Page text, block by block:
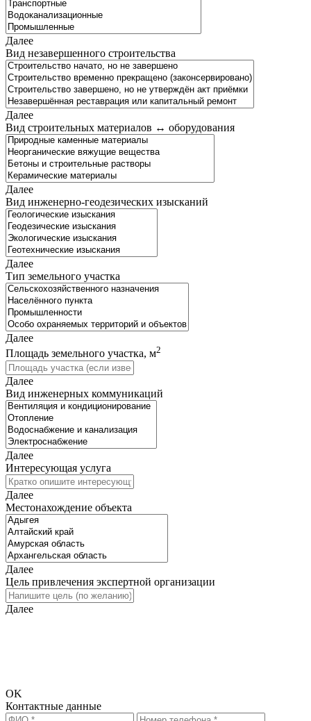
Далее
Вид незавершенного строительства
Далее
Вид строительных материалов ↔ оборудования
Далее
Вид инженерно-геодезических изысканий
Далее
Тип земельного участка
Далее
Площадь земельного участка, м2
Далее
Вид инженерных коммуникаций
Далее
Интересующая услуга
Далее
Местонахождение объекта
Далее
Цель привлечения экспертной организации
Далее
OK
Контактные данные